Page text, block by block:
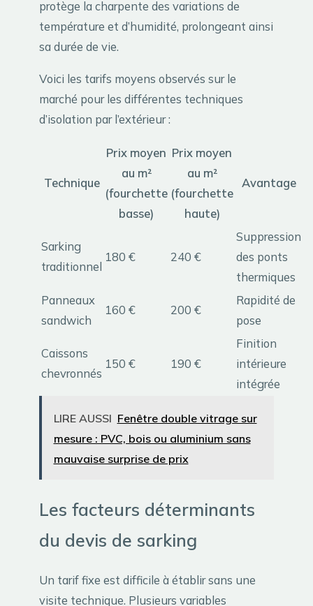
protège la charpente des variations de
température et d’humidité, prolongeant ainsi
sa durée de vie.
Voici les tarifs moyens observés sur le
marché pour les différentes techniques
d’isolation par l’extérieur :
Technique
Prix moyen
au m²
(fourchette
basse)
Prix moyen
au m²
(fourchette
haute)
Avantage
Sarking
traditionnel
180 € 240 €
Suppression
des ponts
thermiques
Panneaux
sandwich
160 € 200 €
Rapidité de
pose
Caissons
chevronnés
150 € 190 €
Finition
intérieure
intégrée
LIRE AUSSI Fenêtre double vitrage sur
mesure : PVC, bois ou aluminium sans
mauvaise surprise de prix
Les facteurs déterminants
du devis de sarking
Un tarif fixe est difficile à établir sans une
visite technique. Plusieurs variables